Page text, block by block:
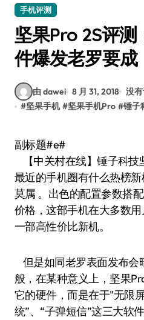
手机评测
坚果Pro 2S评
件爆发老罗要成
由 dawei 8 月 31, 2018 没
#坚果手机 #坚果手机Pro #锤子
副标题#e#
【中关村在线】锤子科技
最近的手机圈有什么热榜
莫属 。出色的配置参数搭
价格，这部手机在大多数
一部高性价比新机。
但是如同老罗表面发布会
般，在某种意义上，坚果
它的硬件，而是在于"无限
统”、“子弹短信”这三大软